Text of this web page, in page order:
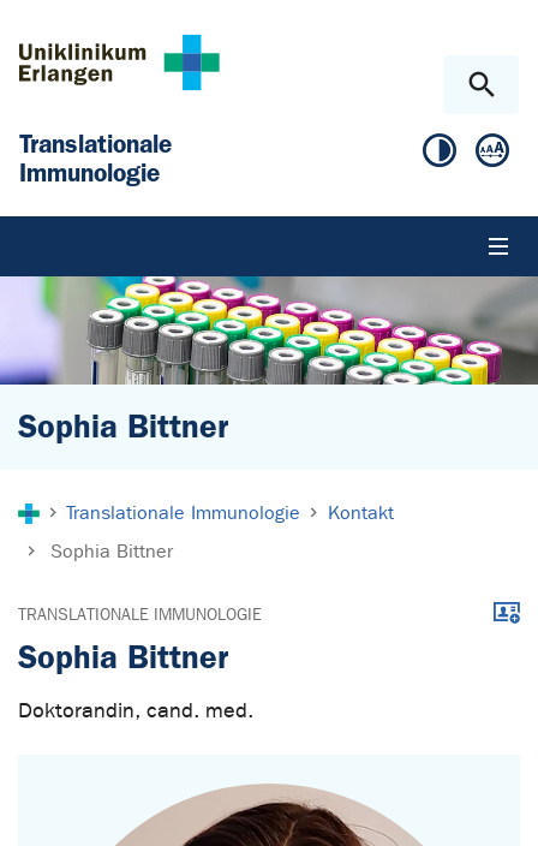
Translationale
Immunologie
Sophia Bittner
Translationale Immunologie
Kontakt
Sophia Bittner
TRANSLATIONALE IMMUNOLOGIE
Sophia Bittner
Doktorandin, cand. med.